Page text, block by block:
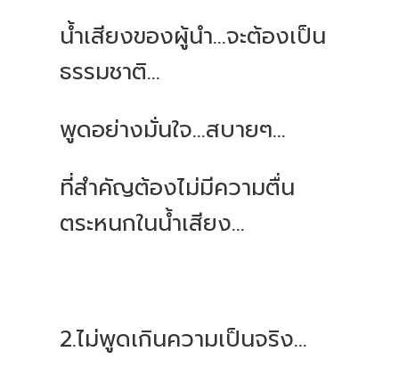
น้ำเสียงของผู้นำ...จะต้องเป็น
ธรรมชาติ...
พูดอย่างมั่นใจ...สบายๆ...
ที่สำคัญต้องไม่มีความตื่น
ตระหนกในน้ำเสียง...
2.ไม่พูดเกินความเป็นจริง...